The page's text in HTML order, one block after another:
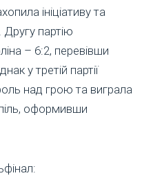
ініціативу та
партію
– 6:2, перевівши
у третій партії
над грою та виграла
оформивши